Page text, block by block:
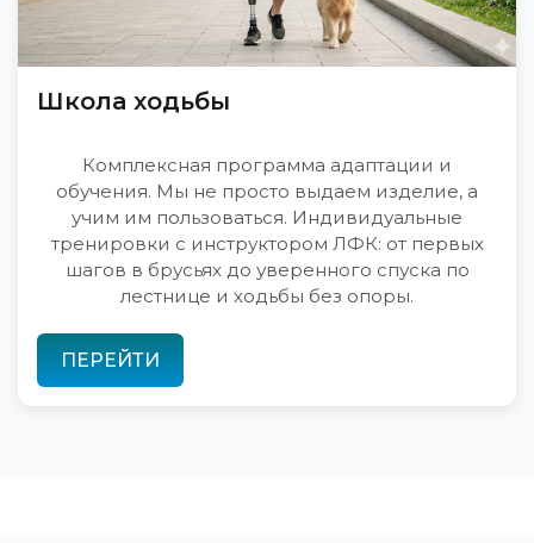
Школа ходьбы
Комплексная программа адаптации и
обучения. Мы не просто выдаем изделие, а
учим им пользоваться. Индивидуальные
тренировки с инструктором ЛФК: от первых
шагов в брусьях до уверенного спуска по
лестнице и ходьбы без опоры.
ПЕРЕЙТИ